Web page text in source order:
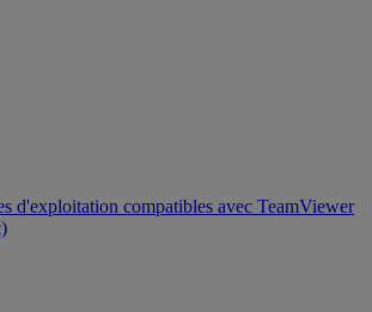
d'exploitation compatibles avec TeamViewer